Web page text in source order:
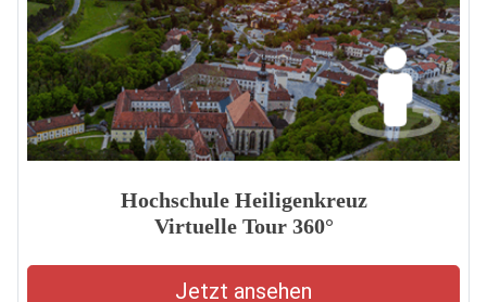
Hochschule Heiligenkreuz
Virtuelle Tour 360°
Jetzt ansehen